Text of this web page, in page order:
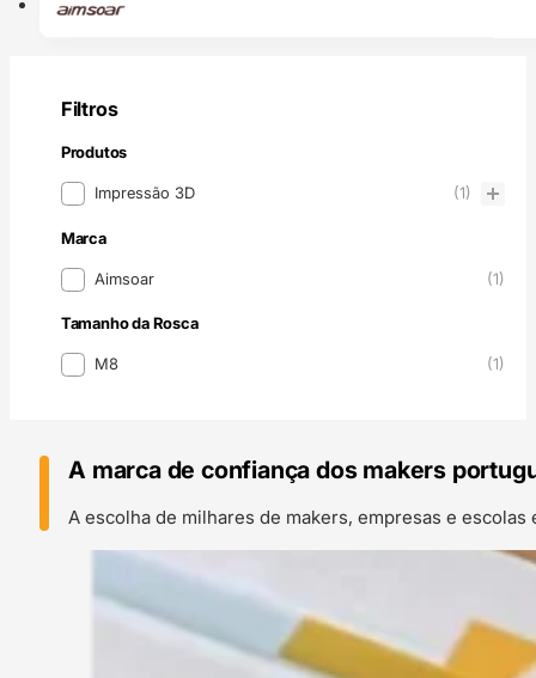
Filtros
Produtos
ProdutosImpressão 3D (1)
Marca
MarcaAimsoar (1)
Tamanho da Rosca
Tamanho da Rosca
M8 (1)
A marca de confiança dos makers
A escolha de milhares de makers, empresas e escolas